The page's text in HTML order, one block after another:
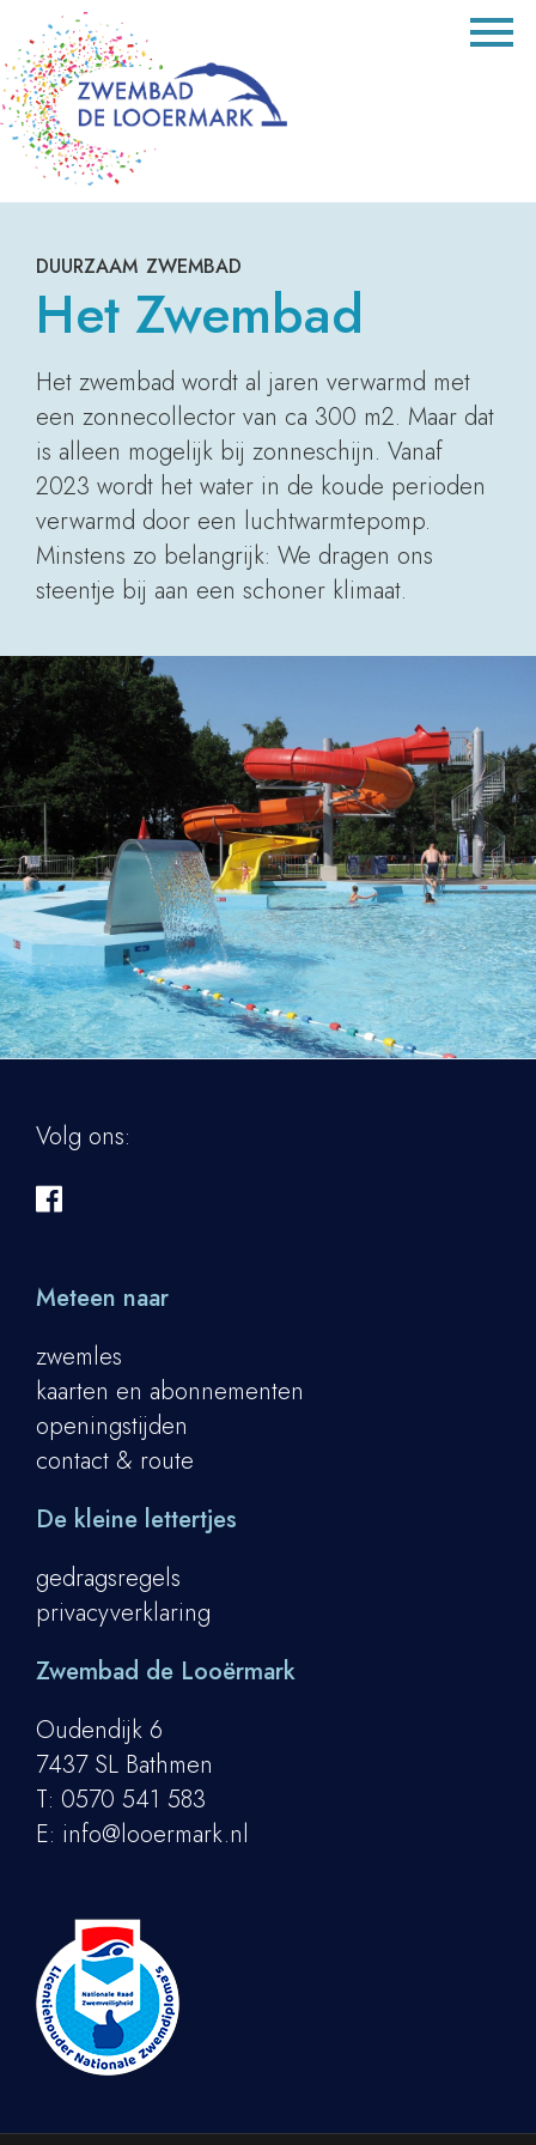
duurzaam zwembad
Het Zwembad
Het zwembad wordt al jaren verwarmd met
een zonnecollector van ca 300 m2. Maar dat
is alleen mogelijk bij zonneschijn. Vanaf
2023 wordt het water in de koude perioden
verwarmd door een luchtwarmtepomp.
Minstens zo belangrijk: We dragen ons
steentje bij aan een schoner klimaat.
Volg ons:
Meteen naar
zwemles
kaarten en abonnementen
openingstijden
contact & route
De kleine lettertjes
gedragsregels
privacyverklaring
Zwembad de Looërmark
Oudendijk 6
7437 SL Bathmen
T: 0570 541 583
E: info@looermark.nl